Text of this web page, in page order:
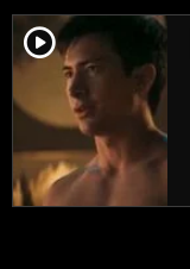
player2